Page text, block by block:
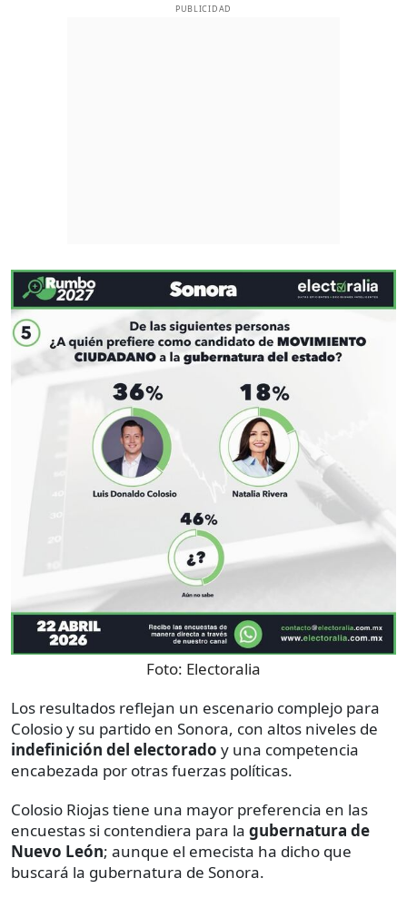
PUBLICIDAD
Foto: Electoralia
Los resultados reflejan un escenario complejo para
Colosio y su partido en Sonora, con altos niveles de
indefinición del electorado y una competencia
encabezada por otras fuerzas políticas.
Colosio Riojas tiene una mayor preferencia en las
encuestas si contendiera para la gubernatura de
Nuevo León; aunque el emecista ha dicho que
buscará la gubernatura de Sonora.